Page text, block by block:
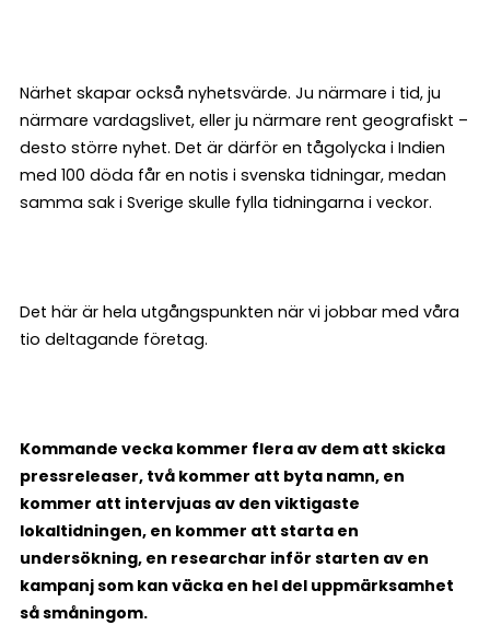
Närhet skapar också nyhetsvärde. Ju närmare i tid, ju
närmare vardagslivet, eller ju närmare rent geografiskt –
desto större nyhet. Det är därför en tågolycka i Indien
med 100 döda får en notis i svenska tidningar, medan
samma sak i Sverige skulle fylla tidningarna i veckor.
Det här är hela utgångspunkten när vi jobbar med våra
tio deltagande företag.
Kommande vecka kommer flera av dem att skicka
pressreleaser, två kommer att byta namn, en
kommer att intervjuas av den viktigaste
lokaltidningen, en kommer att starta en
undersökning, en researchar inför starten av en
kampanj som kan väcka en hel del uppmärksamhet
så småningom.